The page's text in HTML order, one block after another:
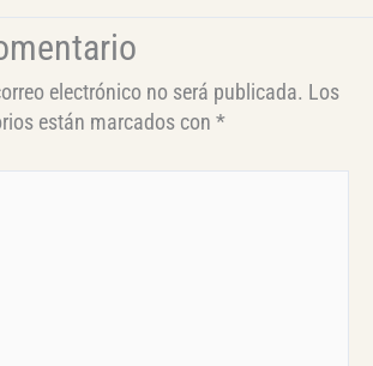
electrónico no será publicada. Los
están marcados con *